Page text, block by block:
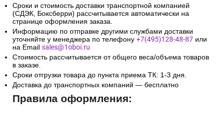
Сроки и стоимость доставки транспортной компанией
(СДЭК, Боксберри) рассчитывается автоматически на
странице оформления заказа.
Информацию по отправке другими службами доставки
уточняйте у менеджера по телефону +7(495)128-48-87 или
на Email sales@1oboi.ru
Стоимость рассчитывается от общего веса/объема товаров
в заказе.
Сроки отгрузки товара до пункта приема ТК: 1-3 дня.
Доставка до транспортных компаний — бесплатно
Правила оформления: